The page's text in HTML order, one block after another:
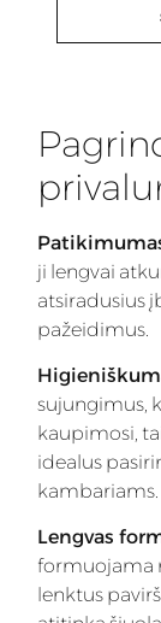
ji lengvai
atsiradusius
pažeidimus.
sujungimus,
kaupimosi,
idealus
kambariams.
Lengvas
formuojama
lenktus